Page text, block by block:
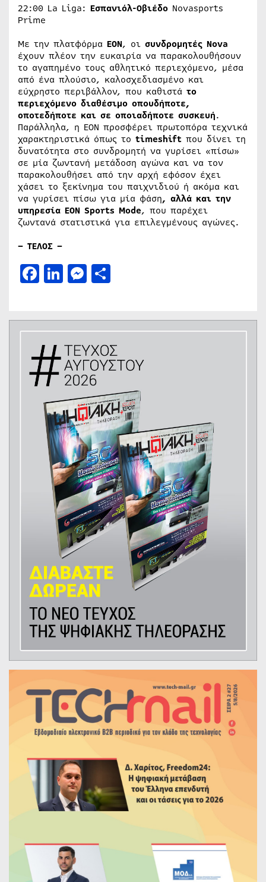
22:00 La Liga: Εσπανιόλ-Οβιέδο Novasports
Prime
Με την πλατφόρμα EON, οι συνδρομητές Nova
έχουν πλέον την ευκαιρία να παρακολουθήσουν
το αγαπημένο τους αθλητικό περιεχόμενο, μέσα
από ένα πλούσιο, καλοσχεδιασμένο και
εύχρηστο περιβάλλον, που καθιστά το
περιεχόμενο διαθέσιμο οπουδήποτε,
οποτεδήποτε και σε οποιαδήποτε συσκευή.
Παράλληλα, η ΕΟΝ προσφέρει πρωτοπόρα τεχνικά
χαρακτηριστικά όπως το timeshift που δίνει τη
δυνατότητα στο συνδρομητή να γυρίσει «πίσω»
σε μία ζωντανή μετάδοση αγώνα και να τον
παρακολουθήσει από την αρχή εφόσον έχει
χάσει το ξεκίνημα του παιχνιδιού ή ακόμα και
να γυρίσει πίσω για μία φάση, αλλά και την
υπηρεσία EON Sports Mode, που παρέχει
ζωντανά στατιστικά για επιλεγμένους αγώνες.
– ΤΕΛΟΣ –
Facebook
LinkedIn
Messenger